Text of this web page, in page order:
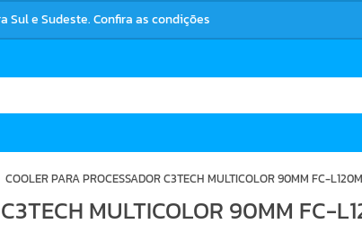
Sul e Sudeste. Confira as condições
COOLER PARA PROCESSADOR C3TECH MULTICOLOR 90MM FC-L120M
MULTICOLOR 90MM FC-